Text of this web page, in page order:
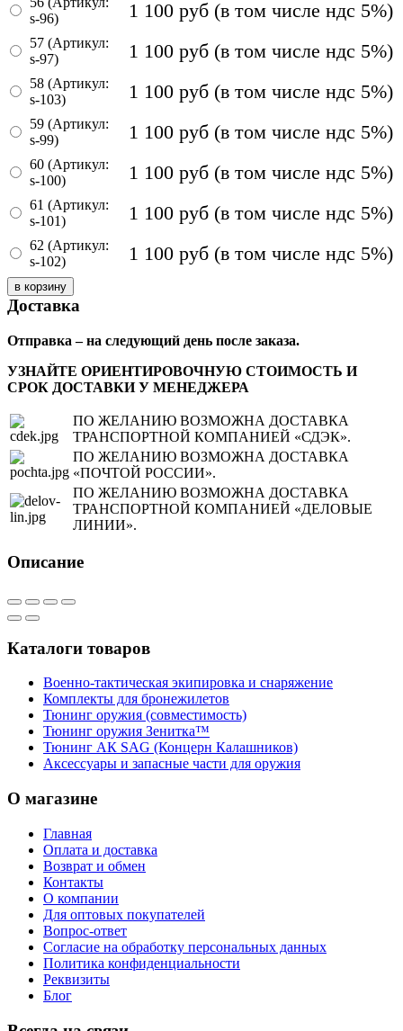
s-96)
1 100 руб (в том числе ндс 5%)
57 (Артикул:
s-97)
1 100 руб (в том числе ндс 5%)
58 (Артикул:
s-103)
1 100 руб (в том числе ндс 5%)
59 (Артикул:
s-99)
1 100 руб (в том числе ндс 5%)
60 (Артикул:
s-100)
1 100 руб (в том числе ндс 5%)
61 (Артикул:
s-101)
1 100 руб (в том числе ндс 5%)
62 (Артикул:
s-102)
1 100 руб (в том числе ндс 5%)
Доставка
Отправка – на следующий день после заказа.
УЗНАЙТЕ ОРИЕНТИРОВОЧНУЮ СТОИМОСТЬ И
СРОК ДОСТАВКИ У МЕНЕДЖЕРА
ПО ЖЕЛАНИЮ ВОЗМОЖНА ДОСТАВКА
ТРАНСПОРТНОЙ КОМПАНИЕЙ «СДЭК».
ПО ЖЕЛАНИЮ ВОЗМОЖНА ДОСТАВКА
«ПОЧТОЙ РОССИИ».
ПО ЖЕЛАНИЮ ВОЗМОЖНА ДОСТАВКА
ТРАНСПОРТНОЙ КОМПАНИЕЙ «ДЕЛОВЫЕ
ЛИНИИ».
Описание
Каталоги товаров
Военно-тактическая экипировка и снаряжение
Комплекты для бронежилетов
Тюнинг оружия (совместимость)
Тюнинг оружия Зенитка™
Тюнинг АК SAG (Концерн Калашников)
Аксессуары и запасные части для оружия
О магазине
Главная
Оплата и доставка
Возврат и обмен
Контакты
О компании
Для оптовых покупателей
Вопрос-ответ
Согласие на обработку персональных данных
Политика конфиденциальности
Реквизиты
Блог